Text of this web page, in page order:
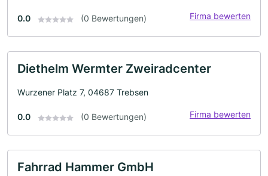
0.0 (0 Bewertungen) Firma bewerten
Diethelm Wermter Zweiradcenter
Wurzener Platz 7, 04687 Trebsen
0.0 (0 Bewertungen) Firma bewerten
Fahrrad Hammer GmbH